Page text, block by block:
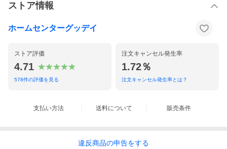
ストア情報
ホームセンターグッデイ
ストア評価
4.71
578件の評価を見る
注文キャンセル発生率
1.72％
注文キャンセル発生率とは？
支払い方法 送料について 販売条件
違反商品の申告をする